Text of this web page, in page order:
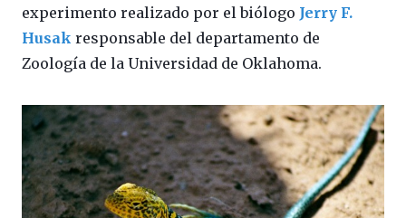
experimento realizado por el biólogo Jerry F.
Husak responsable del departamento de
Zoología de la Universidad de Oklahoma.